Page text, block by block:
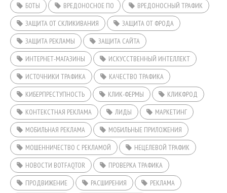
БОТЫ
ВРЕДОНОСНОЕ ПО
ВРЕДОНОСНЫЙ ТРАФИК
ЗАЩИТА ОТ СКЛИКИВАНИЯ
ЗАЩИТА ОТ ФРОДА
ЗАЩИТА РЕКЛАМЫ
ЗАЩИТА САЙТА
ИНТЕРНЕТ-МАГАЗИНЫ
ИСКУССТВЕННЫЙ ИНТЕЛЛЕКТ
ИСТОЧНИКИ ТРАФИКА
КАЧЕСТВО ТРАФИКА
КИБЕРПРЕСТУПНОСТЬ
КЛИК-ФЕРМЫ
КЛИКФРОД
КОНТЕКСТНАЯ РЕКЛАМА
ЛИДЫ
МАРКЕТИНГ
МОБИЛЬНАЯ РЕКЛАМА
МОБИЛЬНЫЕ ПРИЛОЖЕНИЯ
МОШЕННИЧЕСТВО С РЕКЛАМОЙ
НЕЦЕЛЕВОЙ ТРАФИК
НОВОСТИ BOTFAQTOR
ПРОВЕРКА ТРАФИКА
ПРОДВИЖЕНИЕ
РАСШИРЕНИЯ
РЕКЛАМА